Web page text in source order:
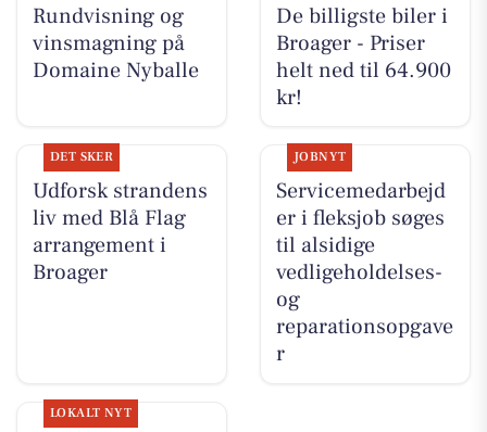
Rundvisning og
vinsmagning på
Domaine Nyballe
De billigste biler i
Broager - Priser
helt ned til 64.900
kr!
DET SKER
Udforsk strandens
liv med Blå Flag
arrangement i
Broager
JOBNYT
Servicemedarbejd
er i fleksjob søges
til alsidige
vedligeholdelses-
og
reparationsopgave
r
LOKALT NYT